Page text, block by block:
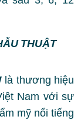
THUẬT
là thương hiệu
Nam với sự
mỹ nổi tiếng